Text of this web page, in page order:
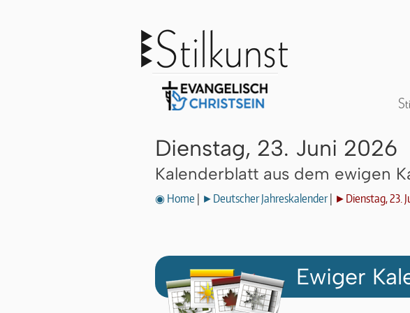
Dienstag, 23. Juni 2026
Kalenderblatt aus dem ewigen
◉ Home ►Deutscher Jahreskalender| ►Dienstag, 23.
Ewiger